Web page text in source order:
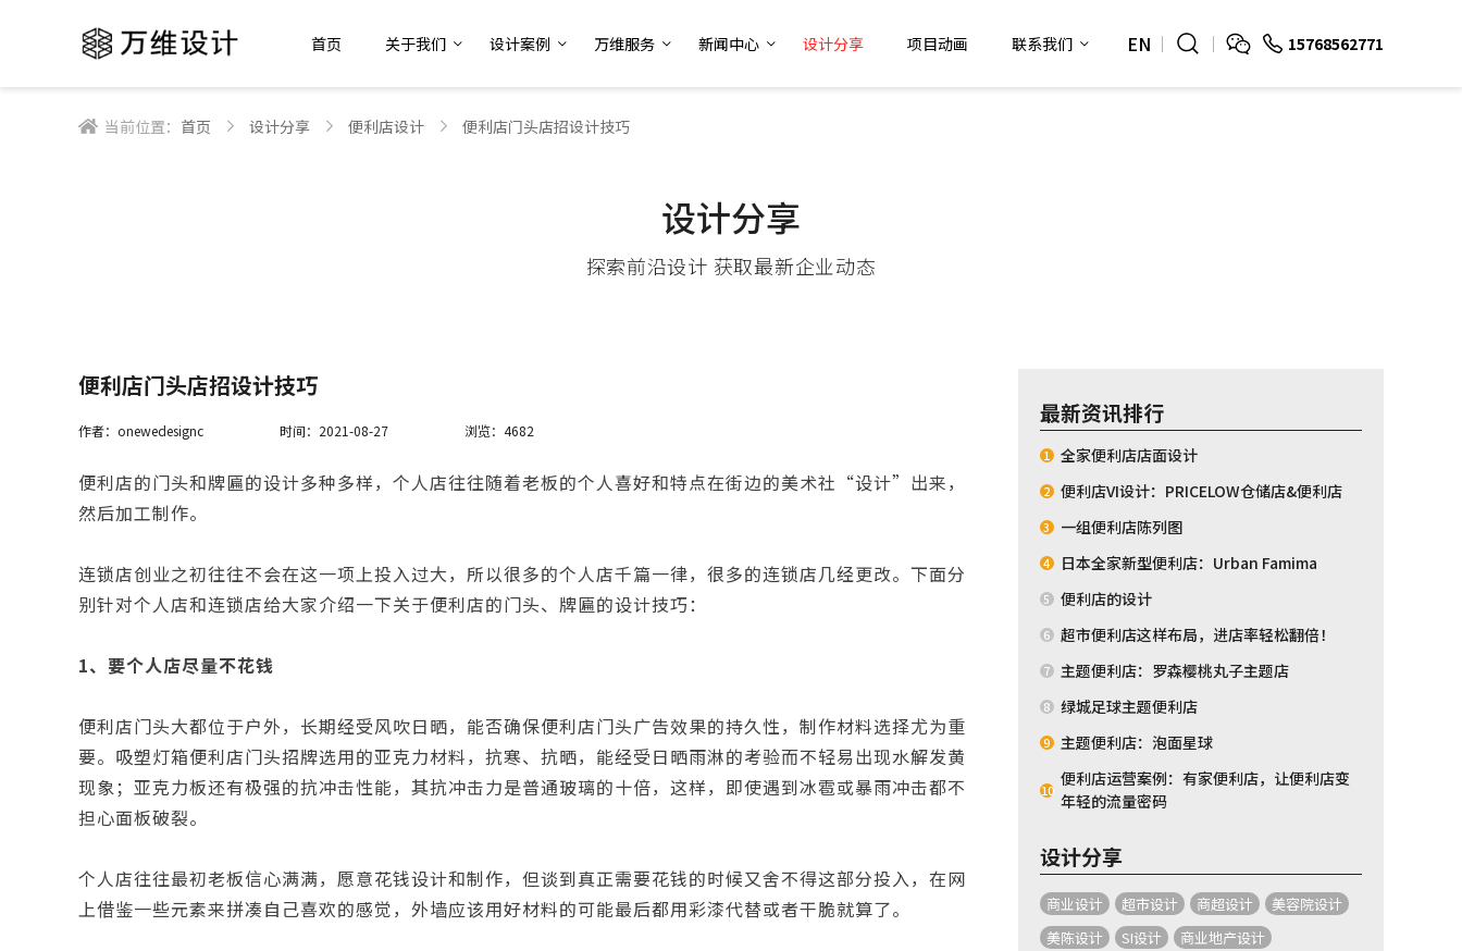
15768562771
EN
首页 关于我们 设计案例 万维服务 新闻中心 设计分享 项目动画 联系我们
当前位置： 首页 设计分享 便利店设计 便利店门头店招设计技巧
设计分享
探索前沿设计 获取最新企业动态
便利店门头店招设计技巧
作者：onewedesignc 时间：2021-08-27 浏览：4682
便利店的门头和牌匾的设计多种多样，个人店往往随着老板的个人喜好和特点在街边的美术社“设计”出来，
然后加工制作。
连锁店创业之初往往不会在这一项上投入过大，所以很多的个人店千篇一律，很多的连锁店几经更改。下面分
别针对个人店和连锁店给大家介绍一下关于便利店的门头、牌匾的设计技巧：
1、要个人店尽量不花钱
便利店门头大都位于户外，长期经受风吹日晒，能否确保便利店门头广告效果的持久性，制作材料选择尤为重
要。吸塑灯箱便利店门头招牌选用的亚克力材料，抗寒、抗晒，能经受日晒雨淋的考验而不轻易出现水解发黄
现象；亚克力板还有极强的抗冲击性能，其抗冲击力是普通玻璃的十倍，这样，即使遇到冰雹或暴雨冲击都不
担心面板破裂。
个人店往往最初老板信心满满，愿意花钱设计和制作，但谈到真正需要花钱的时候又舍不得这部分投入，在网
上借鉴一些元素来拼凑自己喜欢的感觉，外墙应该用好材料的可能最后都用彩漆代替或者干脆就算了。
最新资讯排行
1 全家便利店店面设计
2 便利店VI设计：PRICELOW仓储店&便利店
3 一组便利店陈列图
4 日本全家新型便利店：Urban Famima
5 便利店的设计
6 超市便利店这样布局，进店率轻松翻倍！
7 主题便利店：罗森樱桃丸子主题店
8 绿城足球主题便利店
9 主题便利店：泡面星球
10
便利店运营案例：有家便利店，让便利店变
年轻的流量密码
设计分享
商业设计 超市设计 商超设计
美容院设计
美陈设计
SI设计
商业地产设计